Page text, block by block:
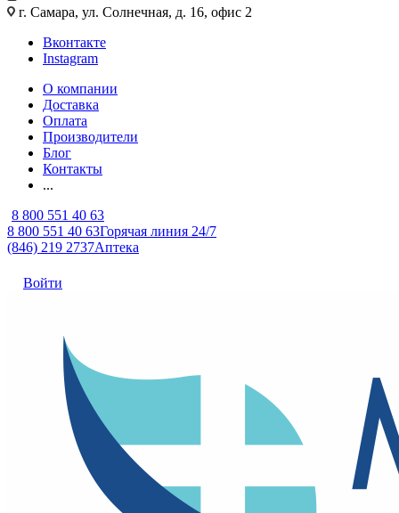
г. Самара, ул. Солнечная, д. 16, офис 2
Вконтакте
Instagram
О компании
Доставка
Оплата
Производители
Блог
Контакты
...
8 800 551 40 63
8 800 551 40 63Горячая линия 24/7
(846) 219 2737Аптека
Войти